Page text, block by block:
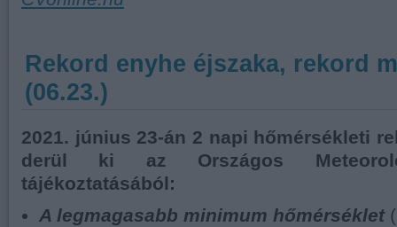
Rekord enyhe éjszaka, rekord
(06.23.)
2021. június 23-án 2 napi hőmérsékleti
derül ki az Országos
tájékoztatásából:
A legmagasabb minimum hőmérséklet